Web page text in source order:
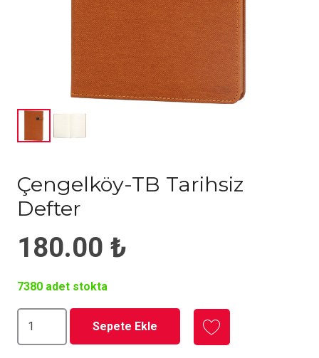
Çengelköy-TB Tarihsiz
Defter
180.00 ₺
7380 adet stokta
Sepete Ekle